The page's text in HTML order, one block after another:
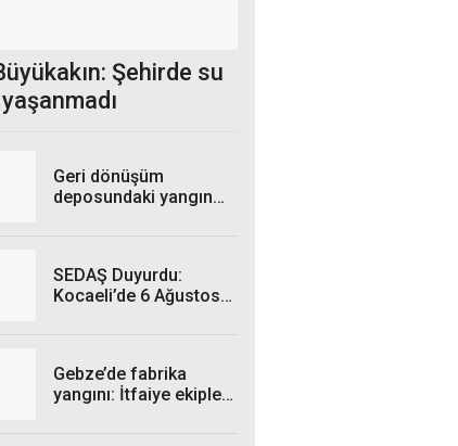
Şehirde su
Geri dönüşüm
deposundaki yangın
SEDAŞ Duyurdu:
Kocaeli’de 6 Ağustos
Gebze’de fabrika
yangını: İtfaiye ekipleri